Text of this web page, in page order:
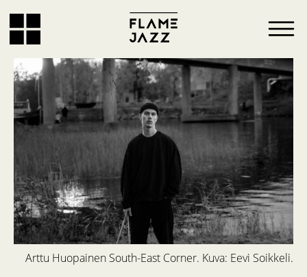
Arttu Huopainen South-East Corner. Kuva: Eevi Soikkeli.